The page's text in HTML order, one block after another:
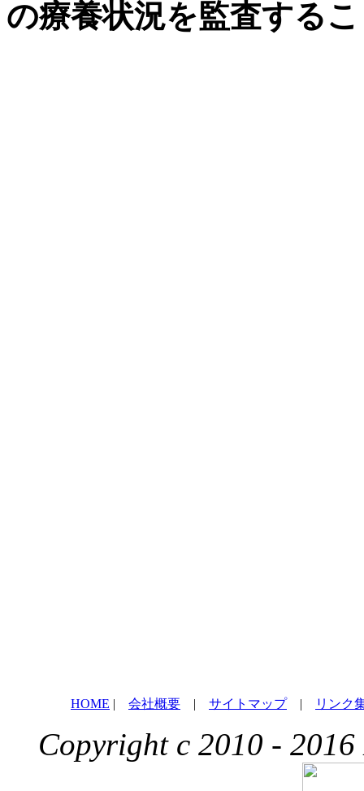
の療養状況を監査する
HOME | 会社概要 | サイトマップ| リンク
Copyright c 2010 - 2016